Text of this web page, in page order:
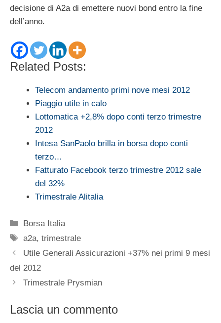
decisione di A2a di emettere nuovi bond entro la fine
dell’anno.
Related Posts:
Telecom andamento primi nove mesi 2012
Piaggio utile in calo
Lottomatica +2,8% dopo conti terzo trimestre
2012
Intesa SanPaolo brilla in borsa dopo conti
terzo…
Fatturato Facebook terzo trimestre 2012 sale
del 32%
Trimestrale Alitalia
Categorie
Borsa Italia
Tag
a2a,trimestrale
Utile Generali Assicurazioni +37% nei primi 9 mesi
del 2012
Trimestrale Prysmian
Lascia un commento